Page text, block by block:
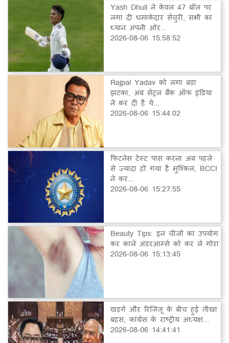
Yash Dhull ने केवल 47 बॉल पर
लगा दी धमाकेदार सेंचुरी, सभी का
ध्यान अपनी ओर...
2026-08-06 15:58:52
Rajpal Yadav को लगा बड़ा
झटका, अब सेंट्रल बैंक ऑफ इंडिया
ने कर दी है ये...
2026-08-06 15:44:02
फिटनेस टेस्ट पास करना अब पहले
से ज्यादा हो गया है मुश्किल, BCCI
ने कर...
2026-08-06 15:27:55
Beauty Tips: इन चीजों का उपयोग
कर काले अंडरआर्म्स को कर लें गोरा
2026-08-06 15:13:45
खड़गे और रिजिजू के बीच हुई तीखा
बहस, कांग्रेस के राष्ट्रीय अध्यक्ष...
2026-08-06 14:41:41